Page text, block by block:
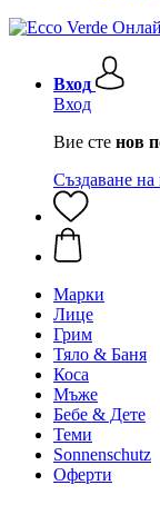
Вход
Вход
Вие сте нов
Създаване
Марки
Лице
Грим
Тяло & Баня
Коса
Мъже
Бебе & Дете
Теми
Sonnenschutz
Оферти